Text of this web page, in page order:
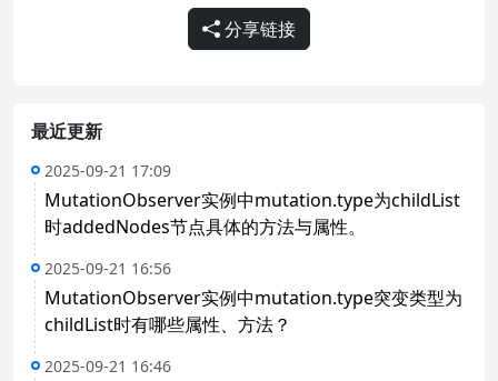
分享链接
最近更新
2025-09-21 17:09
MutationObserver实例中mutation.type为childList
时addedNodes节点具体的方法与属性。
2025-09-21 16:56
MutationObserver实例中mutation.type突变类型为
childList时有哪些属性、方法？
2025-09-21 16:46